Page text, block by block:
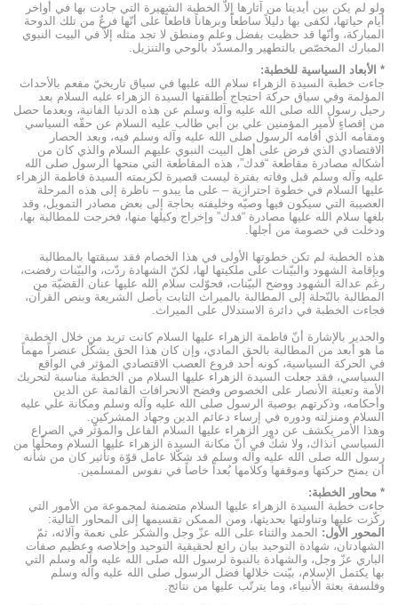
ولو لم يكن بين أيدينا من آثارها إلاّ الخطبة الشهيرة التي جادت بها في أواخر
أيام حياتها، لكفى بها دليلاً ساطعاً وبرهاناً قاطعاً على أنّها فرعٌ من تلك الدوحة
المباركة، وأنّها قد حظيت بفضل وعلم ومنطق لا تجد مثله إلاّ في البيت النبوي
المبارك المخصّص بالتطهير والمسدّد بالوحي والتنزيل.
* الأبعاد السياسية للخطبة:
جاءت خطبة السيدة الزهراء سلام الله عليها في سياق تاريخيّ مفعم بالأحداث
المؤلمة وفي سياق حركة احتجاج أطلقتها السيدة الزهراء عليه السلام بعد
رحيل رسول الله صلى الله عليه وآله وسلم عن هذه الدنيا الفانية، وبعدما حصل
من إقصاءٍ لأمير المؤمنين علي بن أبي طالب عليه السلام عن حقّه السياسي
ومقامه الذي أقامه الرسول صلى الله عليه وآله وسلم فيه، وبعد الحصار
الاقتصادي الذي فرض على أهل البيت النبوي عليهم السلام والذي كان من
أشكاله مصادرة مقاطعة “فدك”، هذه المقاطعة التي منحها الرسول صلى الله
عليه وآله وسلم قبل وفاته بفترة ليست قصيرة لكريمته السيدة فاطمة الزهراء
عليها السلام في خطوة احترازية – على ما يبدو – ناظرة إلى هذه المرحلة
العصيبة التي سيكون فيها وصيّه وخليفته بحاجة إلى بعض مصادر التمويل، وقد
بلغها سلام الله عليها مصادرة “فدك” وإخراج وكيلها منها، فخرجت للمطالبة بها،
ودخلت في خصومة من أجلها.
هذه الخطبة لم تكن خطوتها الأولى في هذا الخصام فقد سبقتها بالمطالبة
وبإقامة الشهود والبيّنات على ملكيتها لها، لكنّ الشهادة ردّت، والبيّنات رفضت،
رغم عدالة الشهود ووضح البيّنات، فحوّلت سلام الله عليها عنان القضيّة من
المطالبة بالنّحلة إلى المطالبة بالميراث الثابت بأصل الشريعة وبنص القرآن،
فجاءت الخطبة في دائرة الاستدلال على الميراث.
والجدير بالإشارة أنّ فاطمة الزهراء عليها السلام كانت تريد من خلال الخطبة
ما هو أبعد من المطالبة بالحق المادي، وإن كان هذا الحق يشكّل عنصراً مهماً
في الحركة السياسية، كونه أحد فروع العصب الاقتصادي المؤثر في الواقع
السياسي، فقد جعلت السيدة الزهراء عليها السلام من الخطبة مناسبة لتحريك
الأمة وتعبئة الأنصار على الخصوص وفضح الانحرافات القائمة عن الدين
وأحكامه، وذكرتهم بوصية الرسول صلى الله عليه وآله وسلم ومكانة علي عليه
السلام ومنزلته ودوره في إرساء دعائم الدين وجهاد المشركين.
وهذا الأمر يكشف عن دور الزهراء عليها السلام الفاعل والمؤثّر في الصراع
السياسي آنذاك، ولا شكّ في أنّ مكانة السيدة الزهراء عليها السلام ومحلّها من
رسول الله صلى الله عليه وآله وسلم قد شكّلا عامل قوّة وتأثير كان من شأنه
أن يمنح حركتها وموقفها وكلامها بُعداً خاصاً في نفوس المسلمين.
* محاور الخطبة:
جاءت خطبة السيدة الزهراء عليها السلام متضمنة لمجموعة من الأمور التي
ركّزت عليها وتناولتها بحديثها، ومن الممكن تقسيمها إلى المحاور التالية:
المحور الأول:
الحمد والثناء على الله عزّ وجل والشكر على نعمة وآلائه، ثمّ
الشهادتان، شهادة التوحيد ببان رائع لحقيقية التوحيد وإخلاصه وعظيم صفات
الباري عزّ وجل، والشهادة بالنبوة لرسول الله صلى الله عليه وآله وسلم التي
بها يكتمل الإسلام، بيّنت خلالها فضل الرسول صلى الله عليه وآله وسلم
وفلسفة بعثة الأنبياء، وما يترتّب عليها من نتائج.